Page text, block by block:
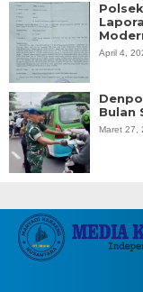
April 4,
Bulan
Maret 27,